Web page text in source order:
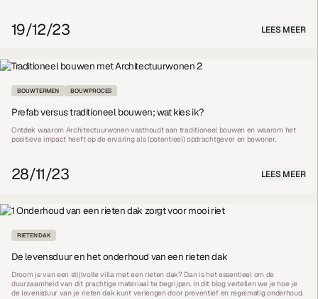
19/12/23 LEES MEER
BOUWTERMEN BOUWPROCES
Prefab versus traditioneel bouwen; wat kies ik?
Ontdek waarom Architectuurwonen vasthoudt aan traditioneel bouwen en waarom het
positieve impact heeft op de ervaring als (potentieel) opdrachtgever en bewoner.
28/11/23 LEES MEER
RIETEN DAK
De levensduur en het onderhoud van een rieten dak
Droom je van een stijlvolle villa met een rieten dak? Dan is het essentieel om de
duurzaamheid van dit prachtige materiaal te begrijpen. In dit blog vertellen we je hoe je
de levensduur van je rieten dak kunt verlengen door preventief en regelmatig onderhoud.